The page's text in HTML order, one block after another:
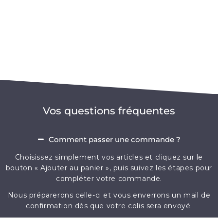
Vos questions fréquentes
Comment passer une commande ?
Choisissez simplement vos articles et cliquez sur le
bouton « Ajouter au panier », puis suivez les étapes pour
compléter votre commande.
Nous préparerons celle-ci et vous enverrons un mail de
confirmation dès que votre colis sera envoyé.